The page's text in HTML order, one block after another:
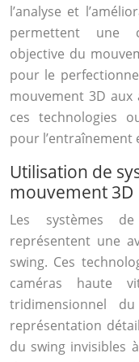
l’analyse et
permettent une
objective du
pour le
mouvement 3D aux
ces technologies
pour l’entraînement
Utilisation de
mouvement 3D
Les systèmes
représentent une
swing. Ces
caméras haute
tridimensionnel
représentation
du swing invisibles